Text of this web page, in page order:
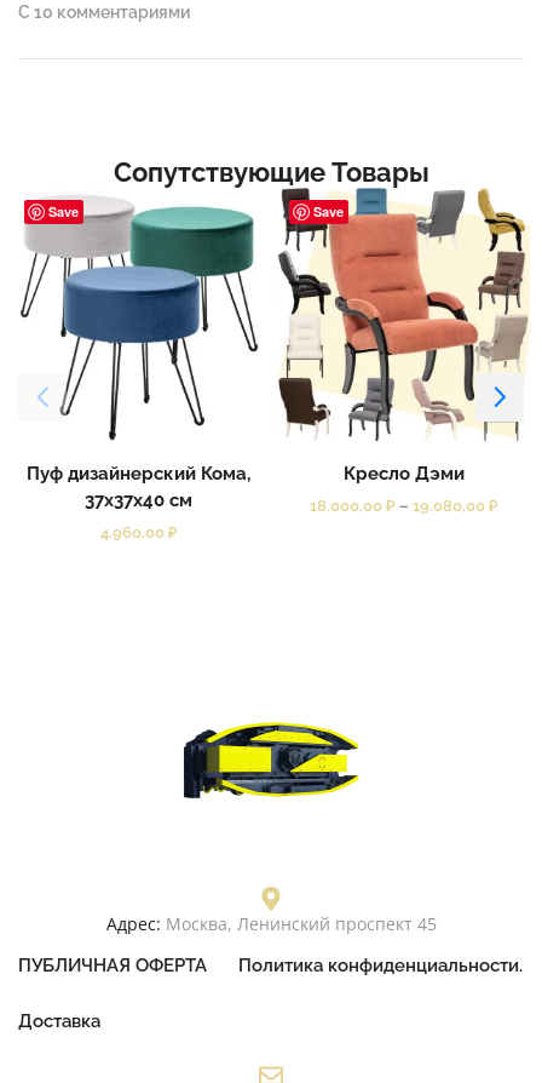
С 10 комментариями
Сопутствующие Товары
Save
Пуф дизайнерский Кома,
37x37x40 см
4.960,00 ₽
Save
Кресло Дэми
18.000,00 ₽ – 19.080,00 ₽
Адрес: Москва, Ленинский проспект 45
ПУБЛИЧНАЯ ОФЕРТА Политика конфиденциальности.
Доставка